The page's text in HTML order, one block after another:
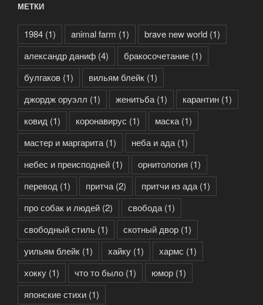
МЕТКИ
1984 (1) animal farm (1) brave new world (1)
александр даниф (4) бракосочетание (1)
булгаков (1) вильям блейк (1)
джордж оруэлл (1) женитьба (1) карантин (1)
ковид (1) коронавирус (1) маска (1)
мастер и маргарита (1) неба и ада (1)
небес и преисподней (1) орнитология (1)
перевод (1) притча (2) притчи из ада (1)
про собак и людей (2) свобода (1)
свободный стиль (1) скотный двор (1)
уильям блейк (1) хайку (1) хармс (1)
хокку (1) что то было (1) юмор (1)
японские стихи (1)